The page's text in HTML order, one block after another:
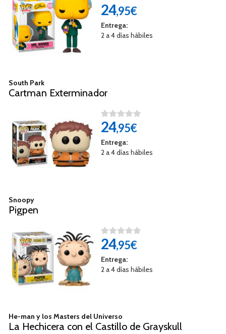
24,95€
Entrega:
2 a 4 días hábiles
South Park
Cartman Exterminador
24,95€
Entrega:
2 a 4 días hábiles
Snoopy
Pigpen
24,95€
Entrega:
2 a 4 días hábiles
He-man y los Masters del Universo
La Hechicera con el Castillo de Grayskull